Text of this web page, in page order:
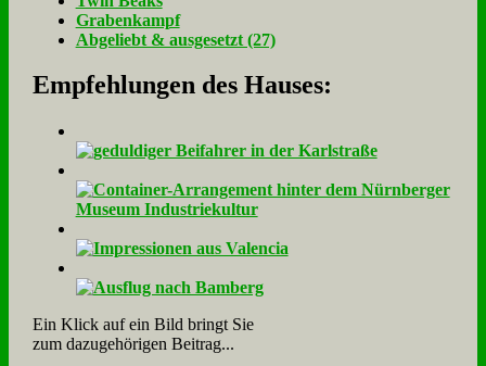
Gra­ben­kampf
Ab­ge­liebt & aus­ge­setzt (27)
Empfehlungen des Hauses:
Ein Klick auf ein Bild bringt Sie
zum dazugehörigen Beitrag...